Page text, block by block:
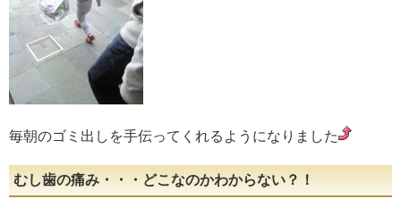
毎朝のゴミ出しを手伝ってくれるようになりました
むし歯の痛み・・・どこなのかわからない？！